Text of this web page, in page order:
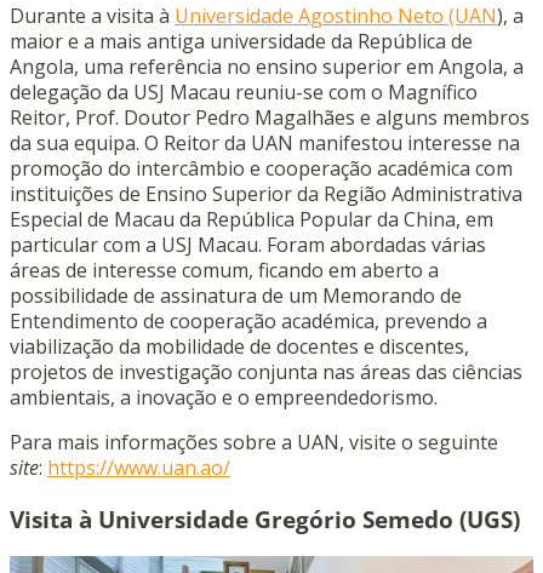
Durante a visita à Universidade Agostinho Neto (UAN), a
maior e a mais antiga universidade da República de
Angola, uma referência no ensino superior em Angola, a
delegação da USJ Macau reuniu-se com o Magnífico
Reitor, Prof. Doutor Pedro Magalhães e alguns membros
da sua equipa. O Reitor da UAN manifestou interesse na
promoção do intercâmbio e cooperação académica com
instituições de Ensino Superior da Região Administrativa
Especial de Macau da República Popular da China, em
particular com a USJ Macau. Foram abordadas várias
áreas de interesse comum, ficando em aberto a
possibilidade de assinatura de um Memorando de
Entendimento de cooperação académica, prevendo a
viabilização da mobilidade de docentes e discentes,
projetos de investigação conjunta nas áreas das ciências
ambientais, a inovação e o empreendedorismo.
Para mais informações sobre a UAN, visite o seguinte
site: https://www.uan.ao/
Visita à Universidade Gregório Semedo (UGS)